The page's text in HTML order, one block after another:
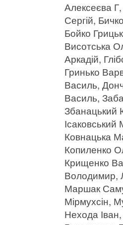
Алексеєва Г,
Сергій,
Бойко
Висотська
Аркадій,
Гринько
Василь,
Василь,
Збанацький
Ковнацька
Копиленко
Крищенко
Володимир,
Маршак
Мірмухсін,
Нехода